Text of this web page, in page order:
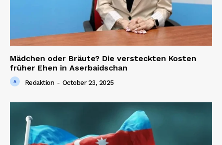
Mädchen oder Bräute? Die versteckten Kosten
früher Ehen in Aserbaidschan
Redaktion - October 23, 2025